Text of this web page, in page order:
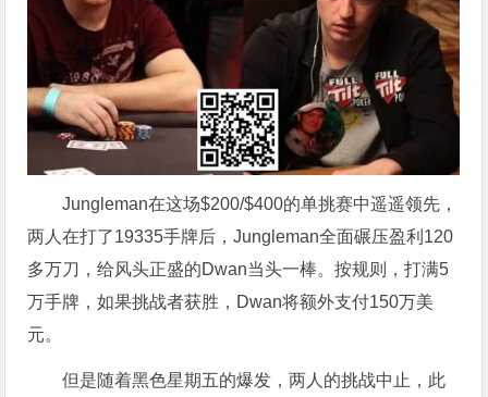
Jungleman在这场$200/$400的单挑赛中遥遥领先，
两人在打了19335手牌后，Jungleman全面碾压盈利120
多万刀，给风头正盛的Dwan当头一棒。按规则，打满5
万手牌，如果挑战者获胜，Dwan将额外支付150万美
元。
但是随着黑色星期五的爆发，两人的挑战中止，此